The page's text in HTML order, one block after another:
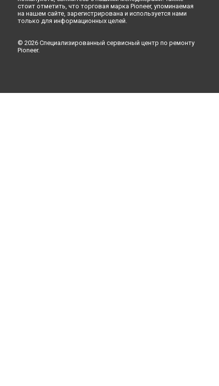
стоит отметить, что торговая марка Pioneer, упоминаемая
на нашем сайте, зарегистрирована и используется нами
только для информационных целей.
© 2026 Специализированный сервисный центр по ремонту
Pioneer.